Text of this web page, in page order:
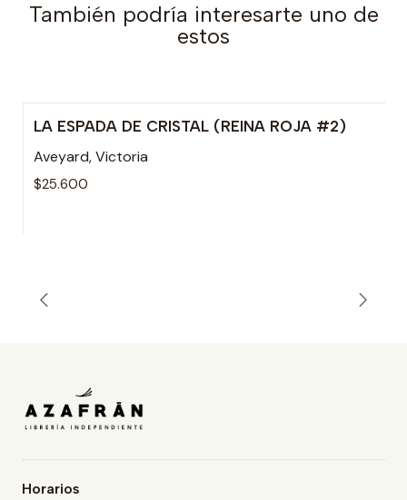
También podría interesarte uno de
estos
LA ESPADA DE CRISTAL (REINA ROJA #2)
Aveyard, Victoria
$25.600
Horarios